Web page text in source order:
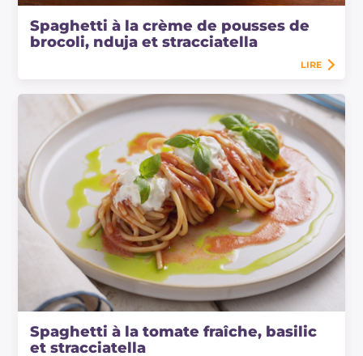
Spaghetti à la crème de pousses de
brocoli, nduja et stracciatella
LIRE
Spaghetti à la tomate fraîche, basilic
et stracciatella